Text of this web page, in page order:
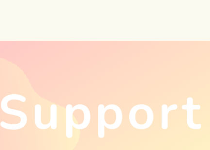
Support